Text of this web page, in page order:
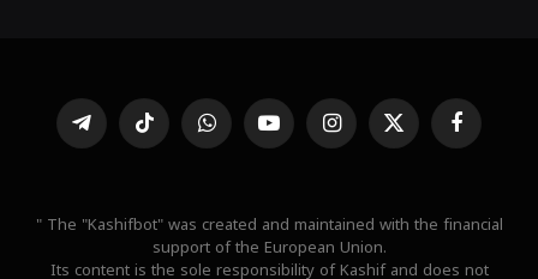
فيسبوك X
(Twitter)
الانستغراميوتيوب واتساب تيكتوك تيلقرام
" The "Kashifbot" was created and maintained with the financial
support of the European Union.
Its content is the sole responsibility of Kashif and does not